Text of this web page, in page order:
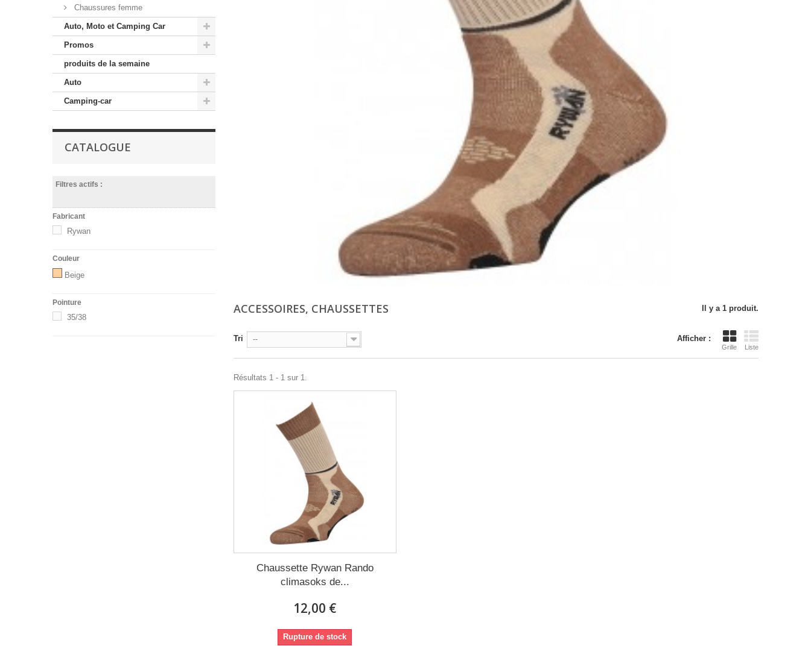
Chaussures femme
Auto, Moto et Camping Car
Promos
produits de la semaine
Auto
Camping-car
CATALOGUE
Filtres actifs :
Fabricant
Rywan
Couleur
Beige
Pointure
35/38
ACCESSOIRES, CHAUSSETTES Il y a 1 produit.
Afficher :
Grille Liste
Tri --
Résultats 1 - 1 sur 1.
Chaussette Rywan Rando
climasoks de...
12,00 €
Rupture de stock